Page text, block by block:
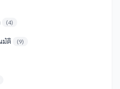
(4)
มัติ (9)